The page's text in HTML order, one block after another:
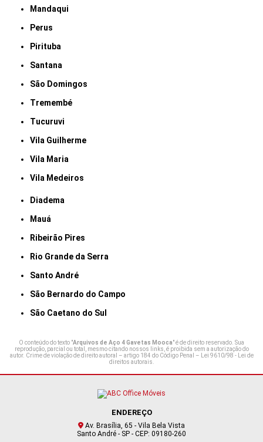
Mandaqui
Perus
Pirituba
Santana
São Domingos
Tremembé
Tucuruvi
Vila Guilherme
Vila Maria
Vila Medeiros
Diadema
Mauá
Ribeirão Pires
Rio Grande da Serra
Santo André
São Bernardo do Campo
São Caetano do Sul
O conteúdo do texto "Arquivos de Aço 4 Gavetas Mooca" é de direito reservado. Sua
reprodução, parcial ou total, mesmo citando nossos links, é proibida sem a autorização do
autor. Crime de violação de direito autoral – artigo 184 do Código Penal – Lei 9610/98 - Lei de
direitos autorais.
ENDEREÇO
Av. Brasília, 65 - Vila Bela Vista
Santo André - SP - CEP: 09180-260